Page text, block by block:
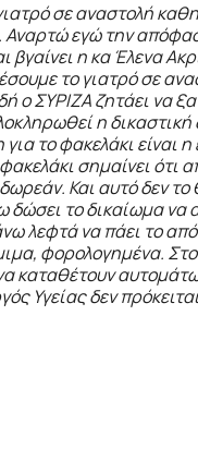
σε αναστολή
Αναρτώ εγώ την
η κα Έλενα
το γιατρό σε
ΣΥΡΙΖΑ ζητάει να
η
το φακελάκι είναι
σημαίνει
Και αυτό δεν
δώσει το δικαίωμα
λεφτά να πάει το
φορολογημένα.
καταθέτουν
Υγείας δεν